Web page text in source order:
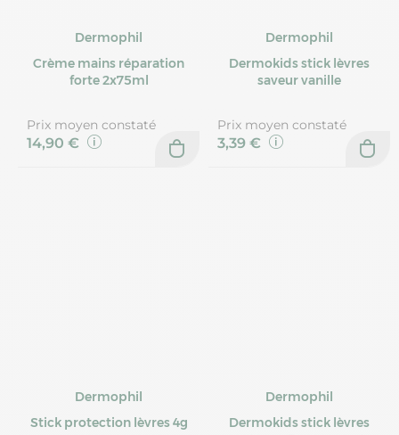
Dermophil
Crème mains réparation
forte 2x75ml
Prix moyen constaté
14,90 €
Dermophil
Dermokids stick lèvres
saveur vanille
Prix moyen constaté
3,39 €
Dermophil
Stick protection lèvres 4g
Dermophil
Dermokids stick lèvres